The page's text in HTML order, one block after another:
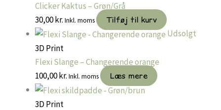
vælges
Clicker Kaktus – Grøn/Grå
30,00kr. Inkl. moms
Tilføj til kurv
Udsolgt
3D Print
Flexi Slange – Changerende orange
100,00kr. Inkl. moms Læs mere
3D Print